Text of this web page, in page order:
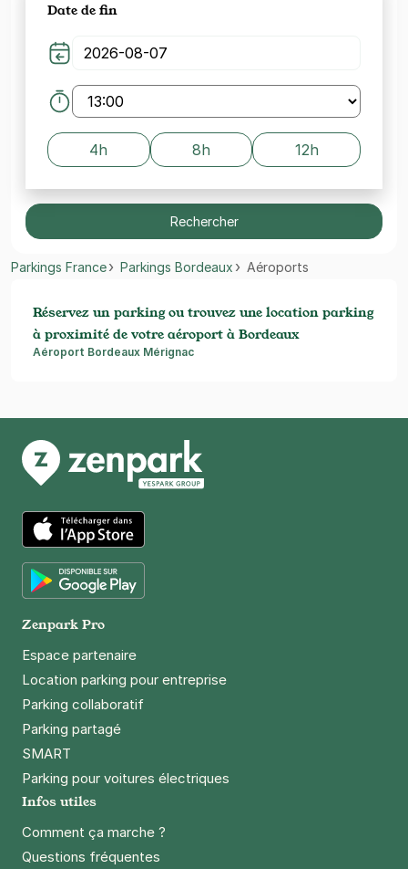
Date de fin
4h 8h 12h
Rechercher
Parkings France Parkings Bordeaux Aéroports
Réservez un parking ou trouvez une location parking
à proximité de votre aéroport à Bordeaux
Aéroport Bordeaux Mérignac
App Store
Zenpark Pro
Espace partenaire
Location parking pour entreprise
Parking collaboratif
Parking partagé
SMART
Parking pour voitures électriques
Infos utiles
Comment ça marche ?
Questions fréquentes